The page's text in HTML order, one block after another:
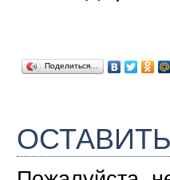
Поделиться…